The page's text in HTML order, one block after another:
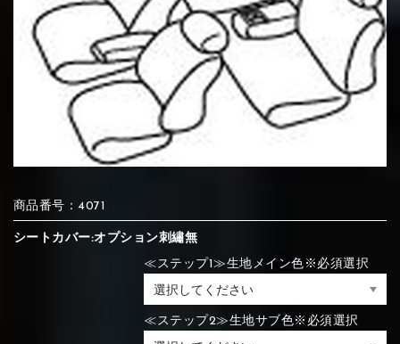
⑦Blue ⑧Orange ⑨Pink
⑩White ⑪Black
④Brown ⑤Dark Brown ⑥Yellow
⑪Black ⑫Ivory
①Beige ②Gray ③Red
④Brown ⑤Dark Brown
⑧Orange ⑨Pink
①Black ②Gray ③Light gray
④Beige ⑤Ivory ⑥Red
⑧Yellow ⑨Orange
①Black ②Gray ③Light gray
⑧Yellow
商品番号：4071
シートカバー:オプション刺繡無
≪ステップ1≫生地メイン色※必須選択
≪ステップ2≫生地サブ色※必須選択